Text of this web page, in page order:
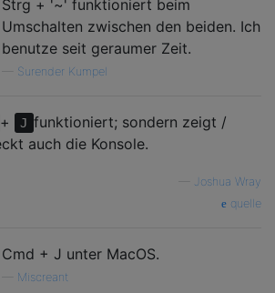
Strg + '~' funktioniert beim
Umschalten zwischen den beiden. Ich
benutze seit geraumer Zeit.
Surender Kumpel
+ J funktioniert; sondern zeigt /
auch die Konsole.
Joshua Wray
quelle
Cmd + J unter MacOS.
Miscreant